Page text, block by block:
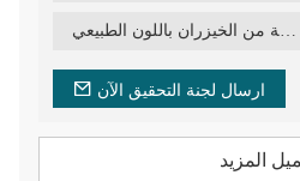
من حيث الملمس والشكل. تتمتع
السعر.
أرضية من الخيزران باللون الطبيعي
ارسال لجنة التحقيق الآن
المزيد